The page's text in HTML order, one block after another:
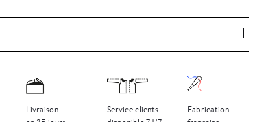
Livraison
Service clients
Fabrication